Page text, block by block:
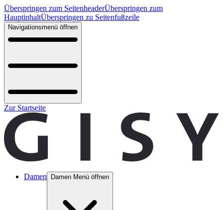
Überspringen zum SeitenheaderÜberspringen zum
HauptinhaltÜberspringen zu Seitenfußzeile
Navigationsmenü öffnen
Zur Startseite
Damen Damen Menü öffnen